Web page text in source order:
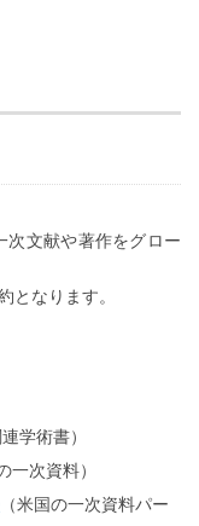
次文献や著作をグロー
となります。
学術書）
一次資料）
（米国の一次資料パー